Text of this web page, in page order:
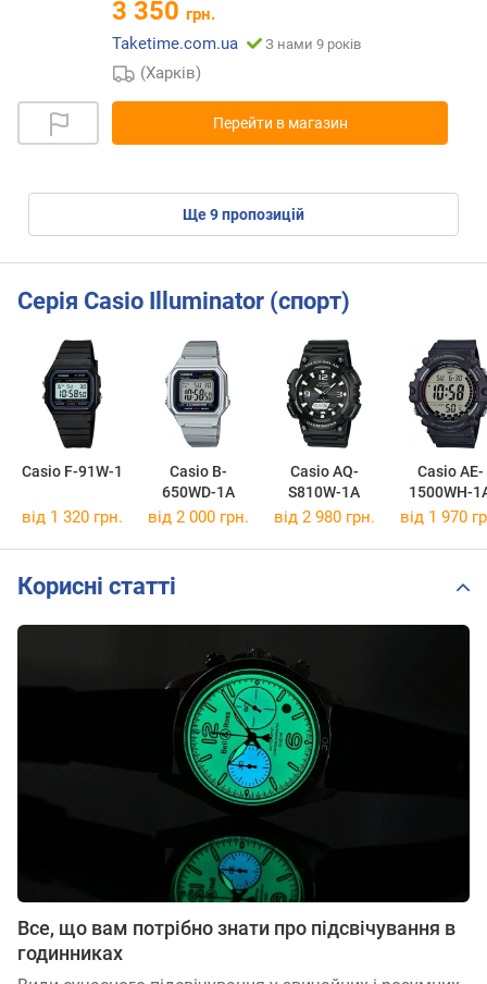
3 350 грн.
Taketime.com.ua
З нами 9 років
(Харків)
Перейти в магазин
ще9пропозицій
Серія Casio Illuminator (спорт)
Casio F-91W-1
Casio B-
650WD-1A
Casio AQ-
S810W-1A
Casio AE-
1500WH-
від 1 320 грн. від 2 000 грн. від 2 980 грн. від 1 970
Корисні статті
Все, що вам потрібно знати про підсвічування в
годинниках